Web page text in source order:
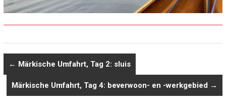
← Märkische Umfahrt, Tag 2: sluis
Märkische Umfahrt, Tag 4: beverwoon- en -werkgebied →